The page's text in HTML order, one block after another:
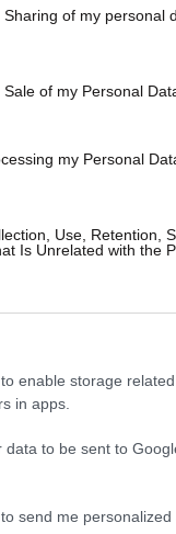
of my personal
of my Personal
my Personal
Use, Retention,
Is Unrelated with the
enable storage
in apps.
data to be sent to
send me personalized